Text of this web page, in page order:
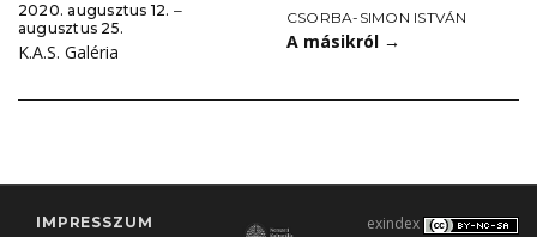
2020. augusztus 12. ‒
augusztus 25.
K.A.S. Galéria
CSORBA-SIMON ISTVÁN
A másikról →
IMPRESSZUM
exindex